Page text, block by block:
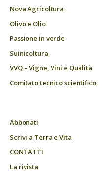
Nova Agricoltura
Olivo e Olio
Passione in verde
Suinicoltura
VVQ – Vigne, Vini e Qualità
Comitato tecnico scientifico
Abbonati
Scrivi a Terra e Vita
CONTATTI
La rivista